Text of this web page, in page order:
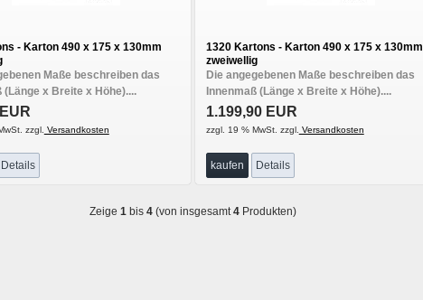
- Karton 490 x 175 x 130mm
Maße beschreiben das
(Länge x Breite x Höhe)....
zzgl. Versandkosten
Details
1320 Kartons - Karton 490 x 175 x 130mm
zweiwellig
Die angegebenen Maße beschreiben das
Innenmaß (Länge x Breite x Höhe)....
1.199,90 EUR
zzgl. 19 % MwSt. zzgl. Versandkosten
kaufen Details
Zeige1 bis4 (von insgesamt4 Produkten)